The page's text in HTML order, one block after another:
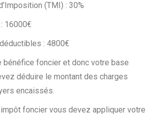
(TMI) : 30%
16000€
: 4800€
bénéfice foncier et donc votre base
déduire le montant des charges
encaissés.
foncier vous devez appliquer votre